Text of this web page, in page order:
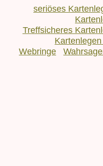
seriöses
Treffsicheres
Kartenlegen
Webringe